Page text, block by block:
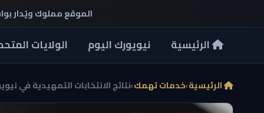
الموقع مملوك ويُدار
الرئيسية نيويورك اليوم الولايات
الرئيسية›خدمات تهمك›نتائج الانتخابات التمهيدية في